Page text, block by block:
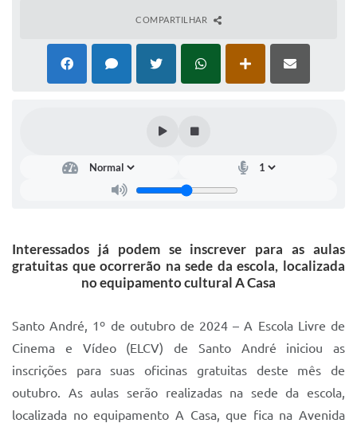
Fale Conosco
FAQ - Perguntas Frequentes
Legislação
Lei de acesso à informação
Mobilidade Urbana Sustentável
Ouvidoria da Cidade
Passe Escolar
Parque Escola
Quadra Fiscal
COMPARTILHAR
Interessados já podem se inscrever para as aulas
gratuitas que ocorrerão na sede da escola, localizada
no equipamento cultural A Casa
Santo André, 1º de outubro de 2024 – A Escola Livre de
Cinema e Vídeo (ELCV) de Santo André iniciou as
inscrições para suas oficinas gratuitas deste mês de
outubro. As aulas serão realizadas na sede da escola,
localizada no equipamento A Casa, que fica na Avenida